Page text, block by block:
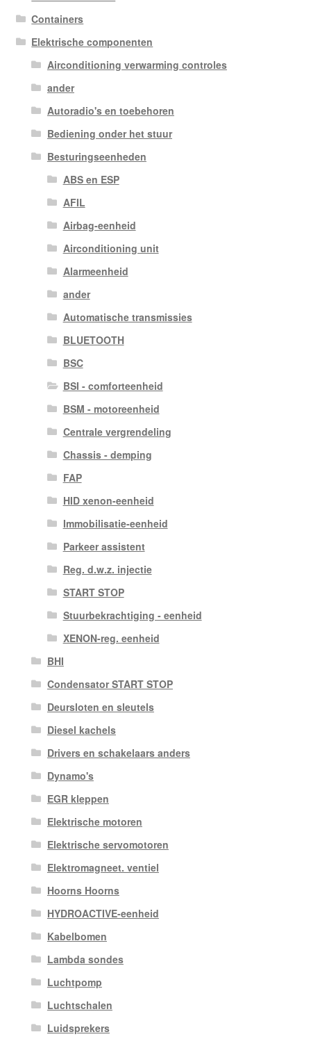
Containers
Elektrische componenten
Airconditioning verwarming controles
ander
Autoradio's en toebehoren
Bediening onder het stuur
Besturingseenheden
ABS en ESP
AFIL
Airbag-eenheid
Airconditioning unit
Alarmeenheid
ander
Automatische transmissies
BLUETOOTH
BSC
BSI - comforteenheid
BSM - motoreenheid
Centrale vergrendeling
Chassis - demping
FAP
HID xenon-eenheid
Immobilisatie-eenheid
Parkeer assistent
Reg. d.w.z. injectie
START STOP
Stuurbekrachtiging - eenheid
XENON-reg. eenheid
BHI
Condensator START STOP
Deursloten en sleutels
Diesel kachels
Drivers en schakelaars anders
Dynamo's
EGR kleppen
Elektrische motoren
Elektrische servomotoren
Elektromagneet. ventiel
Hoorns Hoorns
HYDROACTIVE-eenheid
Kabelbomen
Lambda sondes
Luchtpomp
Luchtschalen
Luidsprekers